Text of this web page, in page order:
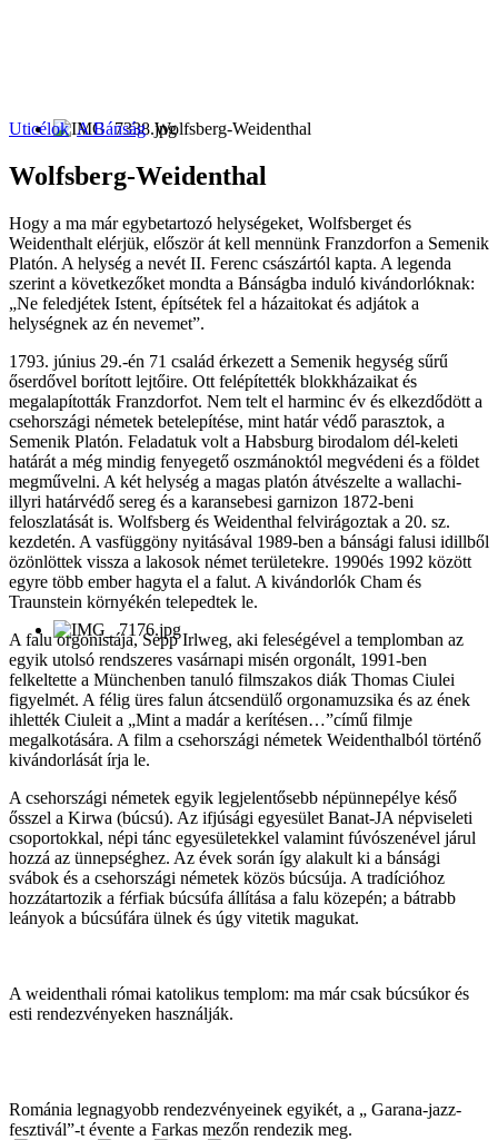
Uticélok A Bánság Wolfsberg-Weidenthal
Wolfsberg-Weidenthal
Hogy a ma már egybetartozó helységeket, Wolfsberget és
Weidenthalt elérjük, először át kell mennünk Franzdorfon a Semenik
Platón. A helység a nevét II. Ferenc császártól kapta. A legenda
szerint a következőket mondta a Bánságba induló kivándorlóknak:
„Ne feledjétek Istent, építsétek fel a házaitokat és adjátok a
helységnek az én nevemet”.
1793. június 29.-én 71 család érkezett a Semenik hegység sűrű
őserdővel borított lejtőire. Ott felépítették blokkházaikat és
megalapították Franzdorfot. Nem telt el harminc év és elkezdődött a
csehországi németek betelepítése, mint határ védő parasztok, a
Semenik Platón. Feladatuk volt a Habsburg birodalom dél-keleti
határát a még mindig fenyegető oszmánoktól megvédeni és a földet
megművelni. A két helység a magas platón átvészelte a wallachi-
illyri határvédő sereg és a karansebesi garnizon 1872-beni
feloszlatását is. Wolfsberg és Weidenthal felvirágoztak a 20. sz.
kezdetén. A vasfüggöny nyitásával 1989-ben a bánsági falusi idillből
özönlöttek vissza a lakosok német területekre. 1990és 1992 között
egyre több ember hagyta el a falut. A kivándorlók Cham és
Traunstein környékén telepedtek le.
A falu orgonistája, Sepp Irlweg, aki feleségével a templomban az
egyik utolsó rendszeres vasárnapi misén orgonált, 1991-ben
felkeltette a Münchenben tanuló filmszakos diák Thomas Ciulei
figyelmét. A félig üres falun átcsendülő orgonamuzsika és az ének
ihlették Ciuleit a „Mint a madár a kerítésen…”című filmje
megalkotására. A film a csehországi németek Weidenthalból történő
kivándorlását írja le.
A csehországi németek egyik legjelentősebb népünnepélye késő
ősszel a Kirwa (búcsú). Az ifjúsági egyesület Banat-JA népviseleti
csoportokkal, népi tánc egyesületekkel valamint fúvószenével járul
hozzá az ünnepséghez. Az évek során így alakult ki a bánsági
svábok és a csehországi németek közös búcsúja. A tradícióhoz
hozzátartozik a férfiak búcsúfa állítása a falu közepén; a bátrabb
leányok a búcsúfára ülnek és úgy vitetik magukat.
A weidenthali római katolikus templom: ma már csak búcsúkor és
esti rendezvényeken használják.
Románia legnagyobb rendezvényeinek egyikét, a „ Garana-jazz-
fesztivál”-t évente a Farkas mezőn rendezik meg.